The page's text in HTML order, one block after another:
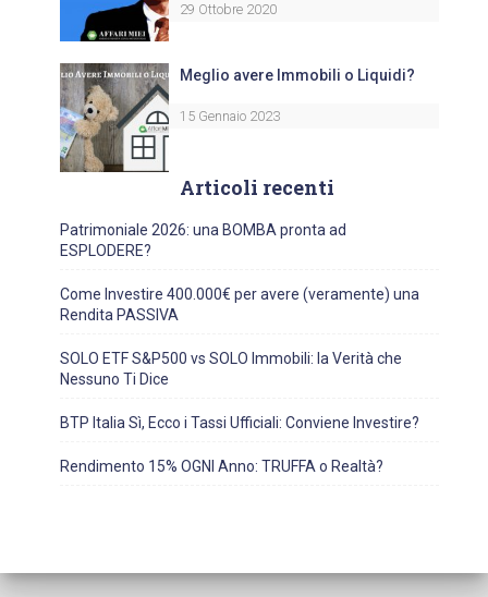
29 Ottobre 2020
Meglio avere Immobili o Liquidi?
15 Gennaio 2023
Articoli recenti
Patrimoniale 2026: una BOMBA pronta ad
ESPLODERE?
Come Investire 400.000€ per avere (veramente) una
Rendita PASSIVA
SOLO ETF S&P500 vs SOLO Immobili: la Verità che
Nessuno Ti Dice
BTP Italia Sì, Ecco i Tassi Ufficiali: Conviene Investire?
Rendimento 15% OGNI Anno: TRUFFA o Realtà?